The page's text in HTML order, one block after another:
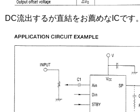
DC流出するが直結をお薦めなICです。